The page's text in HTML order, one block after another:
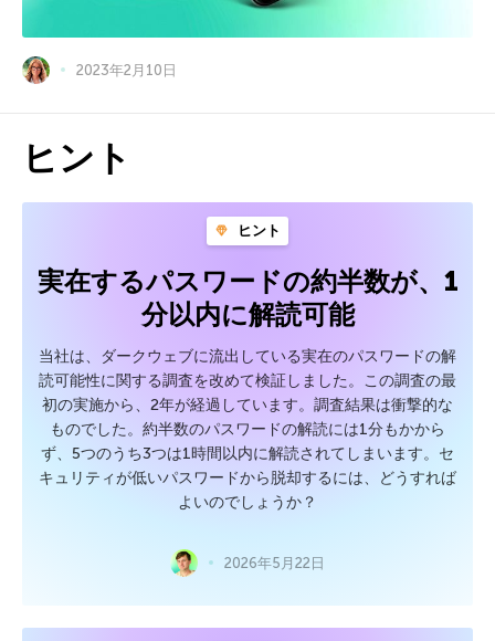
2023年2月10日
ヒント
ヒント
実在するパスワードの約半数が、1
分以内に解読可能
当社は、ダークウェブに流出している実在のパスワードの解
読可能性に関する調査を改めて検証しました。この調査の最
初の実施から、2年が経過しています。調査結果は衝撃的な
ものでした。約半数のパスワードの解読には1分もかから
ず、5つのうち3つは1時間以内に解読されてしまいます。セ
キュリティが低いパスワードから脱却するには、どうすれば
よいのでしょうか？
2026年5月22日